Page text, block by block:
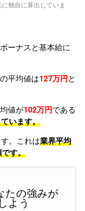
に独自に算出していま
ーナスと基本給に
の平均値は127万円 と
値が102万円 である
います。
。これは業界平均
す。
たの強みが
よう